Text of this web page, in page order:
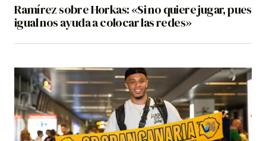
Ramírez sobre Horkas: «Si no quiere jugar, pues
igual nos ayuda a colocar las redes»